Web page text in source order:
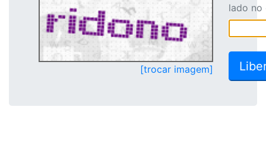
[trocar imagem]
lado no